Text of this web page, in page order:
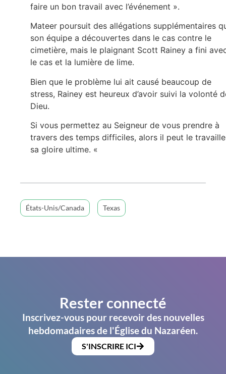
faire un bon travail avec l’événement ».
Mateer poursuit des allégations supplémentaires
son équipe a découvertes dans le cas contre le
cimetière, mais le plaignant Scott Rainey a fini
le cas et la lumière de lime.
Bien que le problème lui ait causé beaucoup de
stress, Rainey est heureux d’avoir suivi la volonté
Dieu.
Si vous permettez au Seigneur de vous prendre à
travers des temps difficiles, alors il peut le
sa gloire ultime. «
États-Unis/Canada Texas
Rester connecté
Inscrivez-vous pour recevoir des nouvelles
hebdomadaires de l'Église du Nazaréen.
S'INSCRIRE ICI